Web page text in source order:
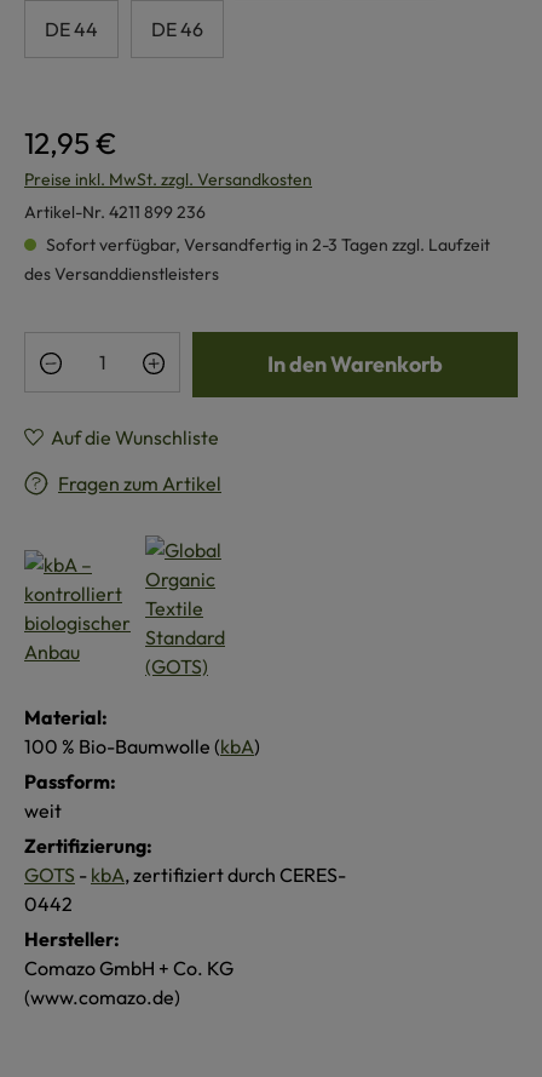
DE 44 DE 46
12,95 €
Preise inkl. MwSt. zzgl. Versandkosten
Artikel-Nr. 4211 899 236
Sofort verfügbar, Versandfertig in 2-3 Tagen zzgl. Laufzeit
des Versanddienstleisters
Produkt Anzahl: Gib den gewünschten
In den Warenkorb
Auf die Wunschliste
Fragen zum Artikel
Material:
100 % Bio-Baumwolle (kbA)
Passform:
weit
Zertifizierung:
GOTS - kbA, zertifiziert durch CERES-
0442
Hersteller:
Comazo GmbH + Co. KG
(www.comazo.de)